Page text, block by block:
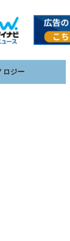
ロジー